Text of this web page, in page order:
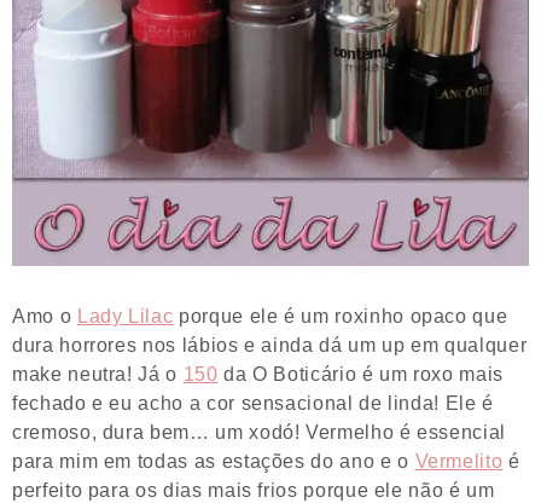
Amo o Lady Lilac porque ele é um roxinho opaco que
dura horrores nos lábios e ainda dá um up em qualquer
make neutra! Já o 150 da O Boticário é um roxo mais
fechado e eu acho a cor sensacional de linda! Ele é
cremoso, dura bem… um xodó! Vermelho é essencial
para mim em todas as estações do ano e o Vermelito é
perfeito para os dias mais frios porque ele não é um